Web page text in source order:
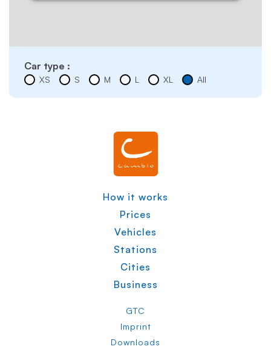
Car type :
XS S M L XL All
How it works
Prices
Vehicles
Stations
Cities
Business
GTC
Imprint
Downloads